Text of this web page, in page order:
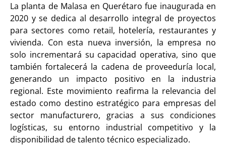
La planta de Malasa en Querétaro fue inaugurada en
2020 y se dedica al desarrollo integral de proyectos
para sectores como retail, hotelería, restaurantes y
vivienda. Con esta nueva inversión, la empresa no
solo incrementará su capacidad operativa, sino que
también fortalecerá la cadena de proveeduría local,
generando un impacto positivo en la industria
regional. Este movimiento reafirma la relevancia del
estado como destino estratégico para empresas del
sector manufacturero, gracias a sus condiciones
logísticas, su entorno industrial competitivo y la
disponibilidad de talento técnico especializado.